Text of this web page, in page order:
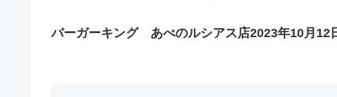
バーガーキング あべのルシアス店2023年10月12